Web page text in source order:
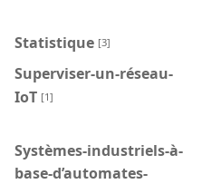
Statistique [3]
Superviser-un-réseau-
IoT [1]
Systèmes-industriels-à-
base-d’automates-